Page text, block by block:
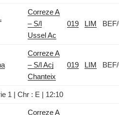
Correze A
– S/l
Ussel Ac
019 LIM
Correze A
– S/l Acj
Chanteix
019 LIM
1 | Chr : E | 12:10
Correze A